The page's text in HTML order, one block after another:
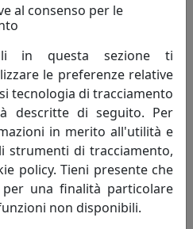
Accademico di Designer
il suo contatto
collabora con
design in vari progetti,
la realizzazione dei
manifesti
e Collaborazioni
presso lo studio di
di Montebelluna, Tv).
Montebelluna, dove
al consenso per le
in questa sezione ti
le preferenze relative
tecnologia di tracciamento
descritte di seguito. Per
in merito all'utilità e
strumenti di tracciamento,
policy. Tieni presente che
una finalità particolare
non disponibili.